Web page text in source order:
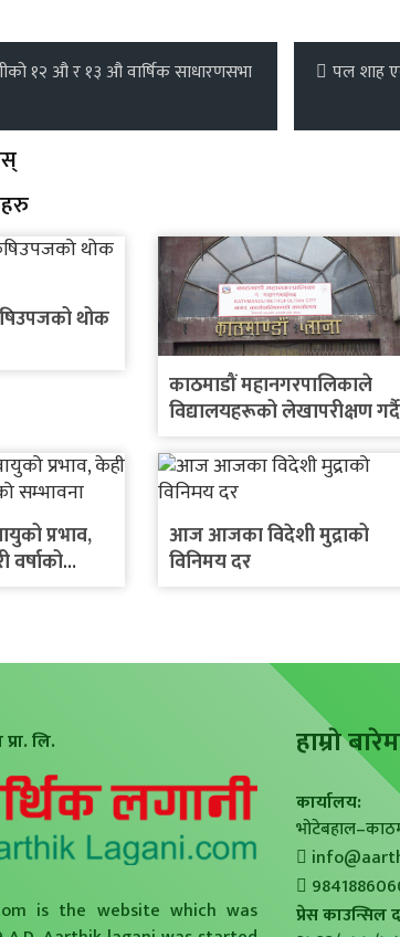
१२ औ र १३ औ वार्षिक साधारणसभा
पल शाह
थोक
काठमाडौं महानगरपालिकाले
विद्यालयहरूको लेखापरीक्षण गर्दै
प्रभाव,
वर्षाको
आज आजका विदेशी मुद्राको
विनिमय दर
लि.
is the website which was
हाम्राे
कार्यालय:
प्रेस काउन्सिल